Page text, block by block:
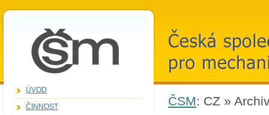
ČSM
Česká
pro mechaniku,
KANDIDáTI
ÚVOD
ČINNOST
ČSM: CZ »